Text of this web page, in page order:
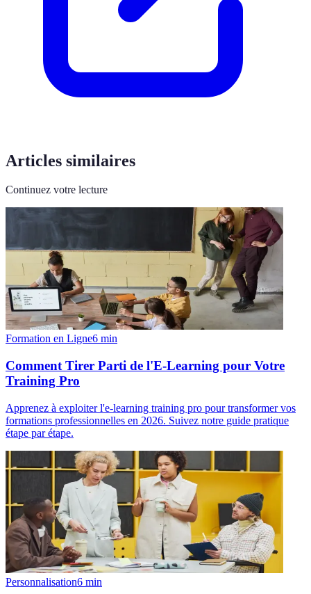
Articles similaires
Continuez votre lecture
Formation en Ligne6 min
Comment Tirer Parti de l'E-Learning pour Votre
Training Pro
Apprenez à exploiter l'e-learning training pro pour transformer vos
formations professionnelles en 2026. Suivez notre guide pratique
étape par étape.
Personnalisation6 min